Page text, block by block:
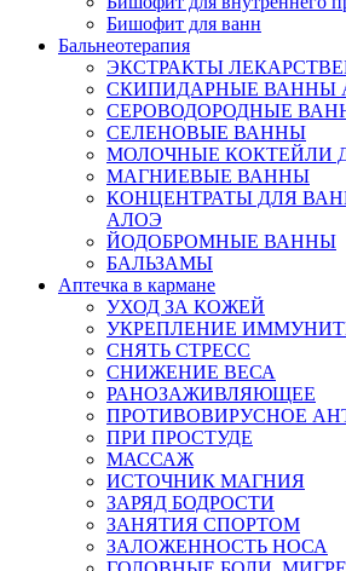
Бишофит для ванн
Бальнеотерапия
ЭКСТРАКТЫ
СКИПИДАРНЫЕ ВАННЫ
СЕРОВОДОРОДНЫЕ
СЕЛЕНОВЫЕ ВАННЫ
МОЛОЧНЫЕ КОКТЕЙЛИ
МАГНИЕВЫЕ ВАННЫ
КОНЦЕНТРАТЫ ДЛЯ
АЛОЭ
ЙОДОБРОМНЫЕ ВАННЫ
БАЛЬЗАМЫ
Аптечка в кармане
УХОД ЗА КОЖЕЙ
УКРЕПЛЕНИЕ
СНЯТЬ СТРЕСС
СНИЖЕНИЕ ВЕСА
РАНОЗАЖИВЛЯЮЩЕЕ
ПРОТИВОВИРУСНОЕ
ПРИ ПРОСТУДЕ
МАССАЖ
ИСТОЧНИК МАГНИЯ
ЗАРЯД БОДРОСТИ
ЗАНЯТИЯ СПОРТОМ
ЗАЛОЖЕННОСТЬ НОСА